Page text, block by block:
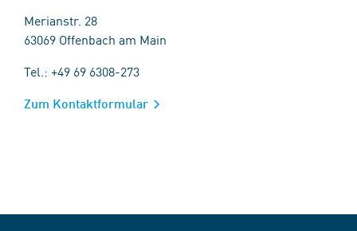
Merianstr. 28
63069 Offenbach am Main
Tel.: +49 69 6308-273
Zum Kontaktformular